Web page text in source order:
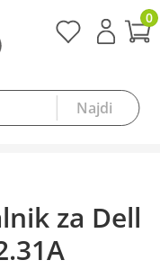
0
za Dell